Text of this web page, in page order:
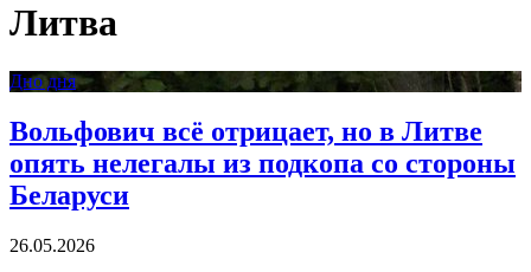
Литва
Дно дня
Вольфович всё отрицает, но в Литве
опять нелегалы из подкопа со стороны
Беларуси
26.05.2026